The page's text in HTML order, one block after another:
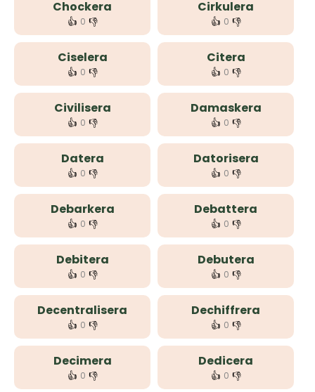
Chockera
👍 0 👎
Cirkulera
👍 0 👎
Ciselera
👍 0 👎
Citera
👍 0 👎
Civilisera
👍 0 👎
Damaskera
👍 0 👎
Datera
👍 0 👎
Datorisera
👍 0 👎
Debarkera
👍 0 👎
Debattera
👍 0 👎
Debitera
👍 0 👎
Debutera
👍 0 👎
Decentralisera
👍 0 👎
Dechiffrera
👍 0 👎
Decimera
👍 0 👎
Dedicera
👍 0 👎